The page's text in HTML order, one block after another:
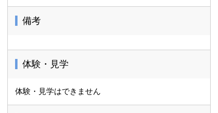
備考
体験・見学
体験・見学はできません